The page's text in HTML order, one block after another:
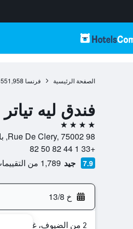
الصفحة الرئيسية فرنسا 551,958
فندق ليه تياتر
4 نجوم
98 Rue De Clery, 75002, باريس, فرنسا
+33 1 44 82 50 82
7.9 جيد 1,789 من التقييمات تم التحقق منها
خ 13/8
2 من الضيوف، غرفة واحدة